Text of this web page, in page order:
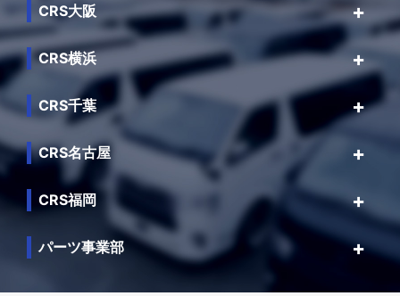
CRS大阪
CRS横浜
CRS千葉
CRS名古屋
CRS福岡
パーツ事業部